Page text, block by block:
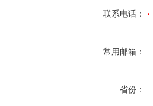
联系电话：
常用邮箱：
省份：